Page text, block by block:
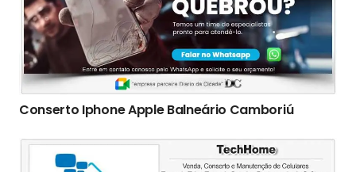
Conserto Iphone Apple Balneário Camboriú